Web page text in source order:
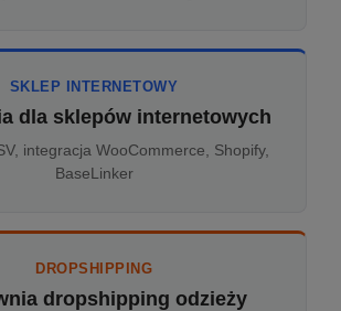
SKLEP INTERNETOWY
dla sklepów internetowych
integracja WooCommerce, Shopify,
BaseLinker
DROPSHIPPING
dropshipping odzieży